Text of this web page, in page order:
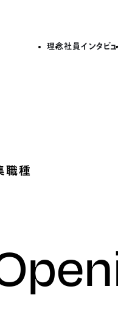
理念社員インタビュ
職種